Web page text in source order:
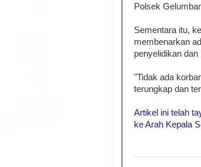
Polsek
Sementara itu,
membenarkan
penyelidikan dan
"Tidak ada
terungkap dan
Artikel ini telah
ke Arah Kepala